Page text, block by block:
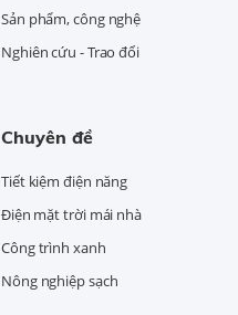
Sản phẩm, công nghệ
Nghiên cứu - Trao đổi
Chuyên đề
Tiết kiệm điện năng
Điện mặt trời mái nhà
Công trình xanh
Nông nghiệp sạch